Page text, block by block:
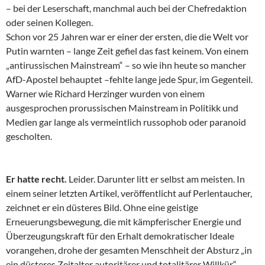
– bei der Leserschaft, manchmal auch bei der Chefredaktion
oder seinen Kollegen.
Schon vor 25 Jahren war er einer der ersten, die die Welt vor
Putin warnten – lange Zeit gefiel das fast keinem. Von einem
„antirussischen Mainstream“ – so wie ihn heute so mancher
AfD-Apostel behauptet –fehlte lange jede Spur, im Gegenteil.
Warner wie Richard Herzinger wurden von einem
ausgesprochen prorussischen Mainstream in Politikk und
Medien gar lange als vermeintlich russophob oder paranoid
gescholten.
Er hatte recht. Leider. Darunter litt er selbst am meisten. In
einem seiner letzten Artikel, veröffentlicht auf Perlentaucher,
zeichnet er ein düsteres Bild. Ohne eine geistige
Erneuerungsbewegung, die mit kämpferischer Energie und
Überzeugungskraft für den Erhalt demokratischer Ideale
vorangehen, drohe der gesamten Menschheit der Absturz „in